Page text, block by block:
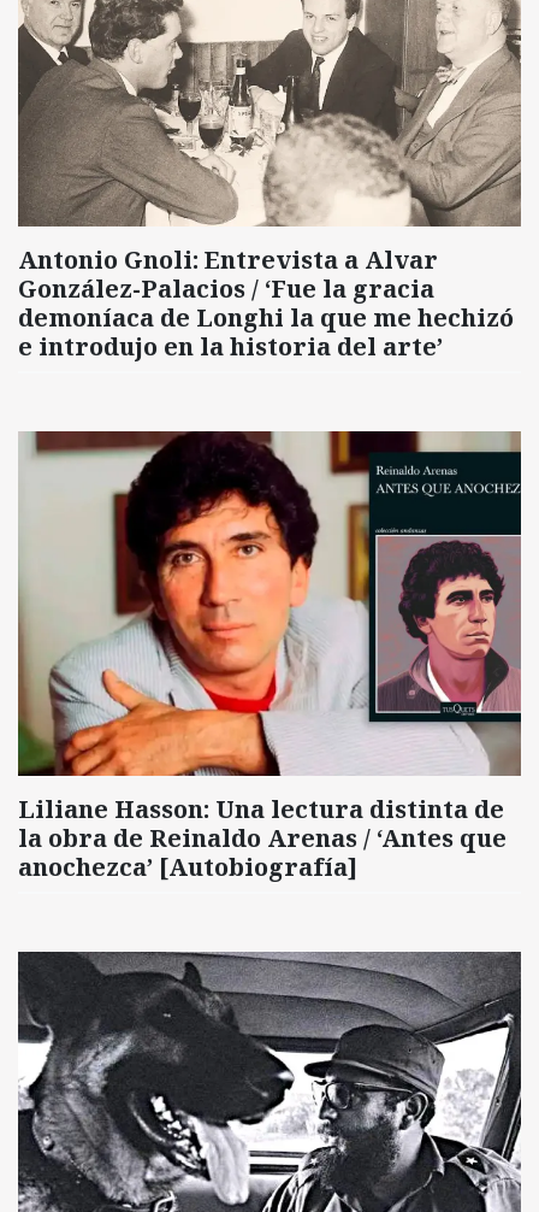
Antonio Gnoli: Entrevista a Alvar
González-Palacios / ‘Fue la gracia
demoníaca de Longhi la que me hechizó
e introdujo en la historia del arte’
Liliane Hasson: Una lectura distinta de
la obra de Reinaldo Arenas / ‘Antes que
anochezca’ [Autobiografía]